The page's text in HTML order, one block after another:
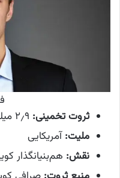
ثروت تخمینی: ۲٫۹ میلیارد دلار
ملیت:آمریکایی
نقش: هم‌بنیانگذار